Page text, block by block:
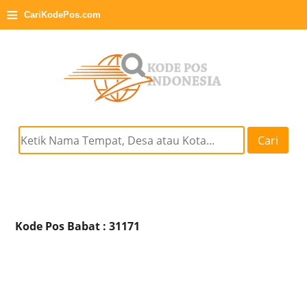
≡ CariKodePos.com
Cari
Kode Pos Babat : 31171